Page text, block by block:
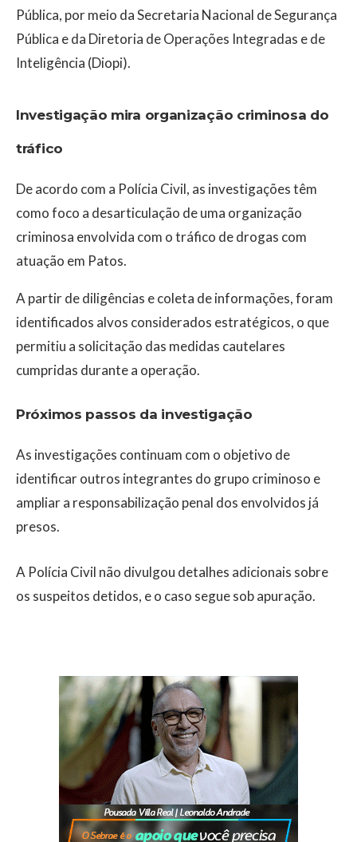
Pública, por meio daSecretaria Nacional de Segurança
Pública e da Diretoria de Operações Integradas e de
Inteligência (Diopi).
Investigação mira organização criminosa do
tráfico
De acordo com a Polícia Civil, as investigações têm
como foco a desarticulação de uma organização
criminosa envolvida com o tráfico de drogas com
atuação em Patos.
A partir de diligências e coleta de informações, foram
identificados alvos considerados estratégicos, o que
permitiu a solicitação das medidas cautelares
cumpridas durante a operação.
Próximos passos da investigação
As investigações continuam com o objetivo de
identificar outros integrantes do grupo criminoso e
ampliar a responsabilização penal dos envolvidos já
presos.
A Polícia Civil não divulgou detalhes adicionais sobre
os suspeitos detidos, e o caso segue sob apuração.